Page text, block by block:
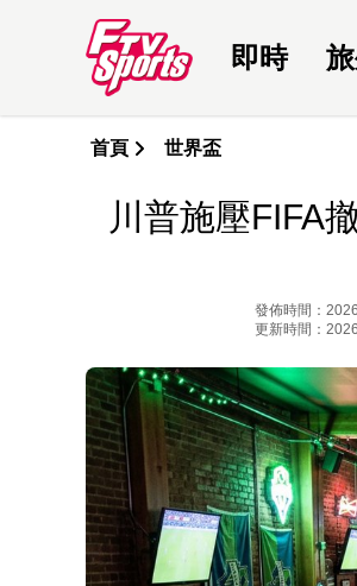
即時
首頁 世界盃
川普施壓FIFA
發佈時間：
更新時間：